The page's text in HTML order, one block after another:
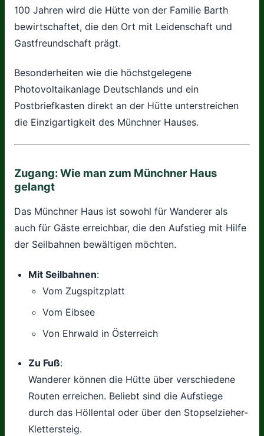
100 Jahren wird die Hütte von der Familie Barth
bewirtschaftet, die den Ort mit Leidenschaft und
Gastfreundschaft prägt.
Besonderheiten wie die höchstgelegene
Photovoltaikanlage Deutschlands und ein
Postbriefkasten direkt an der Hütte unterstreichen
die Einzigartigkeit des Münchner Hauses.
Zugang: Wie man zum Münchner Haus
gelangt
Das Münchner Haus ist sowohl für Wanderer als
auch für Gäste erreichbar, die den Aufstieg mit Hilfe
der Seilbahnen bewältigen möchten.
Mit Seilbahnen:
Vom Zugspitzplatt
Vom Eibsee
Von Ehrwald in Österreich
Zu Fuß:
Wanderer können die Hütte über verschiedene
Routen erreichen. Beliebt sind die Aufstiege
durch das Höllental oder über den Stopselzieher-
Klettersteig.